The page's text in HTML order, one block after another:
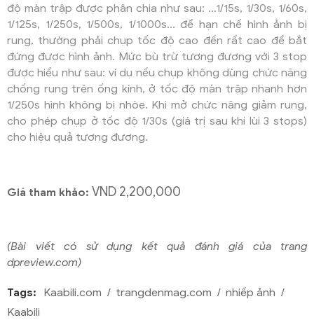
độ màn trập được phân chia như sau: …1/15s, 1/30s, 1/60s,
1/125s, 1/250s, 1/500s, 1/1000s… để hạn chế hình ảnh bị
rung, thường phải chụp tốc độ cao đến rất cao để bắt
đứng được hình ảnh. Mức bù trừ tương đương với 3 stop
được hiểu như sau: ví dụ nếu chụp không dùng chức năng
chống rung trên ống kính, ở tốc độ màn trập nhanh hơn
1/250s hình không bị nhòe. Khi mở chức năng giảm rung,
cho phép chụp ở tốc độ 1/30s (giá trị sau khi lùi 3 stops)
cho hiệu quả tương đương.
Giá tham khảo: VND 2,200,000
(Bài viết có sử dụng kết quả đánh giá của trang
dpreview.com)
Tags: Kaabili.com trangdenmag.com
nhiếp ảnh
Kaabili